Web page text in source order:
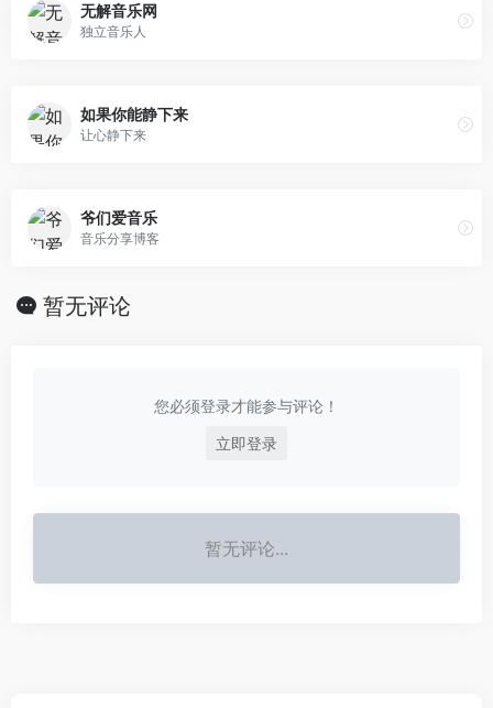
无解音乐网
独立音乐人
如果你能静下来
让心静下来
爷们爱音乐
音乐分享博客
暂无评论
您必须登录才能参与评论！
立即登录
暂无评论...